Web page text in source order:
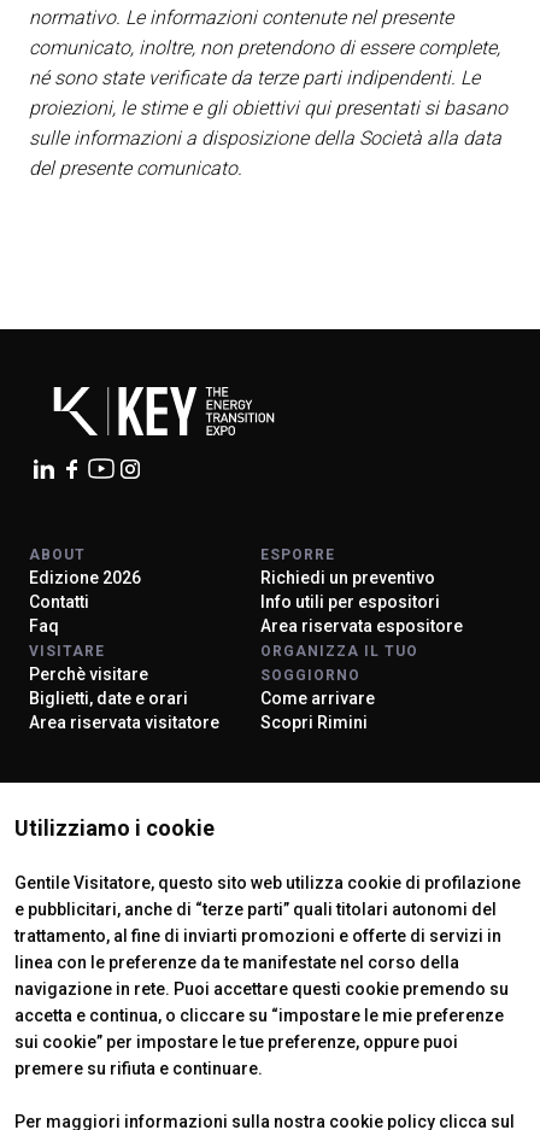
normativo. Le informazioni contenute nel presente
comunicato, inoltre, non pretendono di essere complete,
né sono state verificate da terze parti indipendenti. Le
proiezioni, le stime e gli obiettivi qui presentati si basano
sulle informazioni a disposizione della Società alla data
del presente comunicato.
Utilizziamo i cookie
Gentile Visitatore, questo sito web utilizza cookie di profilazione
e pubblicitari, anche di “terze parti” quali titolari autonomi del
trattamento, al fine di inviarti promozioni e offerte di servizi in
linea con le preferenze da te manifestate nel corso della
navigazione in rete. Puoi accettare questi cookie premendo su
accetta e continua, o cliccare su “impostare le mie preferenze
sui cookie” per impostare le tue preferenze, oppure puoi
premere su rifiuta e continuare.
Per maggiori informazioni sulla nostra cookie policy clicca sul
ABOUT
Edizione 2026
Contatti
Faq
ESPORRE
Richiedi un preventivo
Info utili per espositori
Area riservata espositore
VISITARE
Perchè visitare
Biglietti, date e orari
Area riservata visitatore
ORGANIZZA IL TUO
SOGGIORNO
Come arrivare
Scopri Rimini
ISTITUTI CERTIFICATORI